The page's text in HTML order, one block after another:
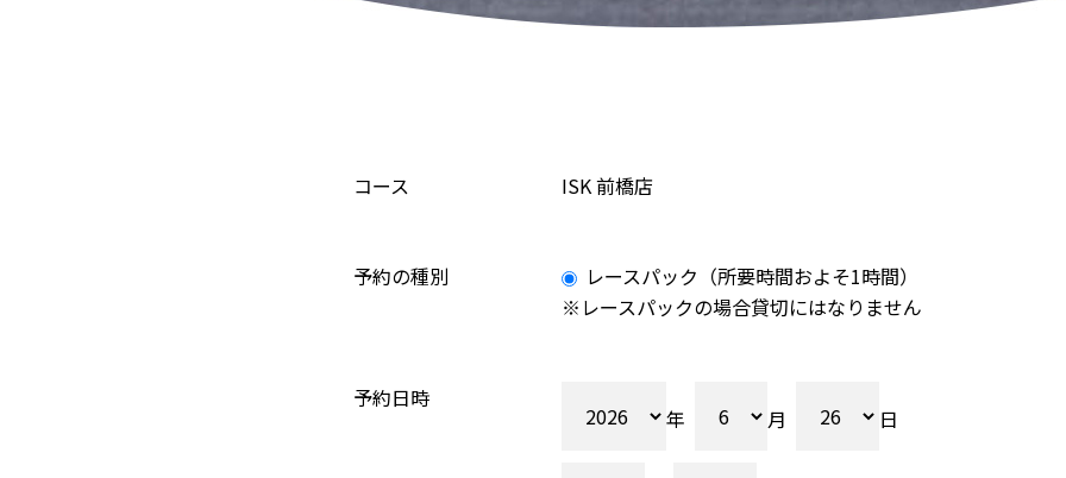
コース ISK 前橋店
予約の種別
レースパック（所要時間およそ1時間）
※レースパックの場合貸切にはなりません
予約日時
年 月 日